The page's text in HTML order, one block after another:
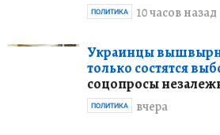
10 часов назад
ПОЛИТИКА
Украинцы
только состятся
соцопросы
вчера
ПОЛИТИКА